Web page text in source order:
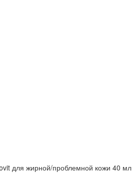
для жирной/проблемной кожи 40 мл